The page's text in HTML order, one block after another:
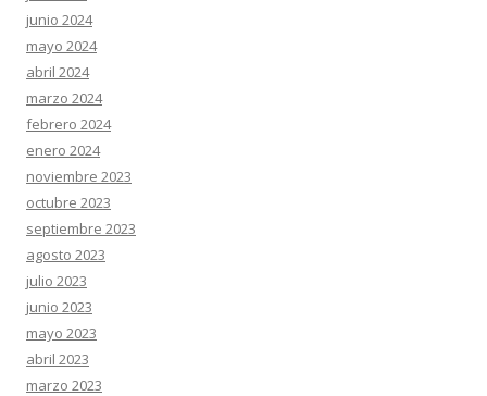
junio 2024
mayo 2024
abril 2024
marzo 2024
febrero 2024
enero 2024
noviembre 2023
octubre 2023
septiembre 2023
agosto 2023
julio 2023
junio 2023
mayo 2023
abril 2023
marzo 2023